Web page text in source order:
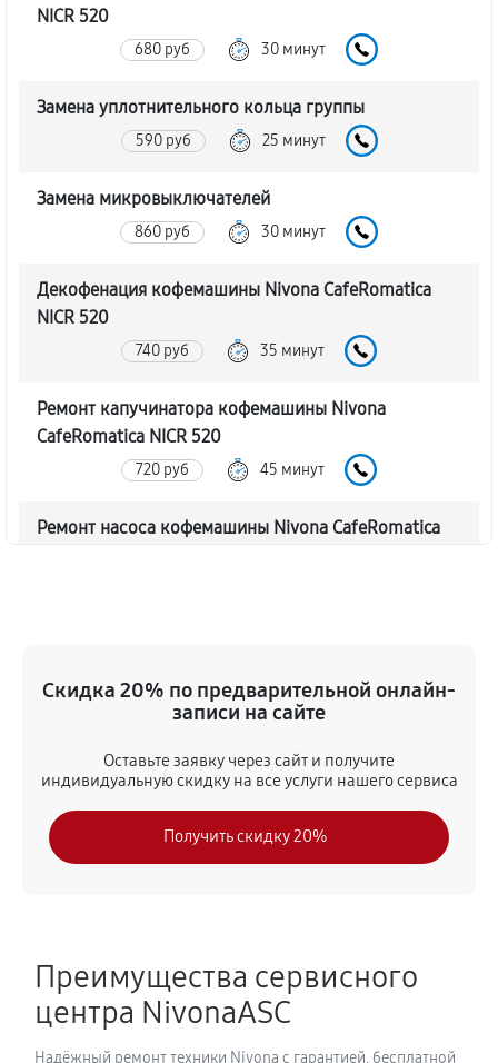
NICR 520
680 руб 30 минут
Замена уплотнительного кольца группы
590 руб 25 минут
Замена микровыключателей
860 руб 30 минут
Декофенация кофемашины Nivona CafeRomatica
NICR 520
740 руб 35 минут
Ремонт капучинатора кофемашины Nivona
CafeRomatica NICR 520
720 руб 45 минут
Ремонт насоса кофемашины Nivona CafeRomatica
620 руб 45 минут
Чистка от кофейных масел
Замена модуля управления
NICR 520
720 руб 40 минут
Скидка 20% по предварительной онлайн-
записи на сайте
Оставьте заявку через сайт и получите
индивидуальную скидку на все услуги нашего сервиса
Получить скидку 20%
Преимущества сервисного
центра NivonaASC
Надёжный ремонт техники Nivona с гарантией, бесплатной